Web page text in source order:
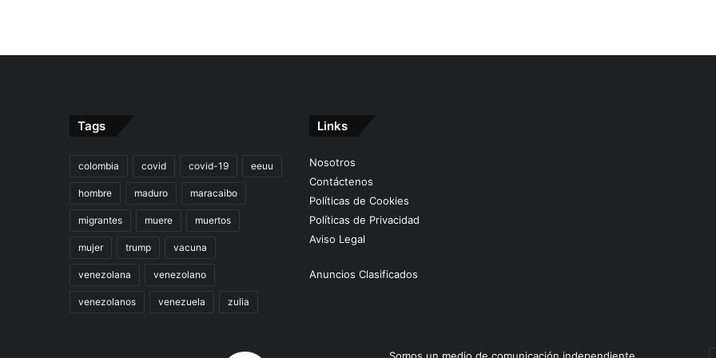
Tags
colombia covid covid-19 eeuu
hombre maduro maracaibo
migrantes muere muertos
mujer trump vacuna
venezolana venezolano
venezolanos venezuela zulia
Links
Nosotros
Contáctenos
Políticas de Cookies
Políticas de Privacidad
Aviso Legal
Anuncios Clasificados